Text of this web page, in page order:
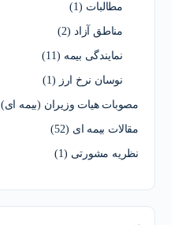
مطالبات (1)
مناطق آزاد(2)
نمایندگی بیمه (11)
نوسان نرخ ارز (1)
مصوبات هیات وزیران (بیمه ای)
مقالات بیمه ای (52)
نظریه مشورتی (1)